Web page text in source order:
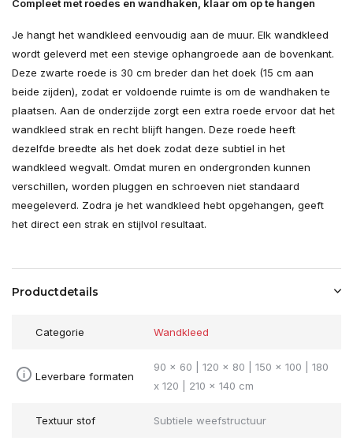
Compleet met roedes en wandhaken, klaar om op te hangen
Je hangt het wandkleed eenvoudig aan de muur. Elk wandkleed
wordt geleverd met een stevige ophangroede aan de bovenkant.
Deze zwarte roede is 30 cm breder dan het doek (15 cm aan
beide zijden), zodat er voldoende ruimte is om de wandhaken te
plaatsen. Aan de onderzijde zorgt een extra roede ervoor dat het
wandkleed strak en recht blijft hangen. Deze roede heeft
dezelfde breedte als het doek zodat deze subtiel in het
wandkleed wegvalt. Omdat muren en ondergronden kunnen
verschillen, worden pluggen en schroeven niet standaard
meegeleverd. Zodra je het wandkleed hebt opgehangen, geeft
het direct een strak en stijlvol resultaat.
Productdetails
Categorie Wandkleed
Leverbare formaten
90 x 60 | 120 x 80 | 150 x 100 | 180
x 120 | 210 x 140 cm
Textuur stof Subtiele weefstructuur